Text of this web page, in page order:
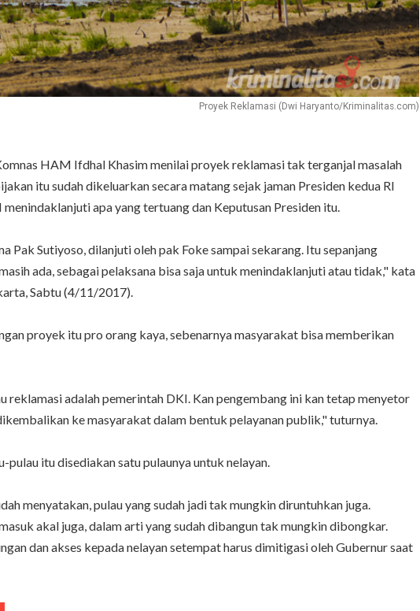
Proyek Reklamasi (Dwi Haryanto/Kriminalitas.com)
HAM Ifdhal Khasim menilai proyek reklamasi tak terganjal masalah
itu sudah dikeluarkan secara matang sejak jaman Presiden kedua RI
apa yang tertuang dan Keputusan Presiden itu.
Pak Sutiyoso, dilanjuti oleh pak Foke sampai sekarang. Itu sepanjang
ada, sebagai pelaksana bisa saja untuk menindaklanjuti atau tidak," kata
Sabtu (4/11/2017).
proyek itu pro orang kaya, sebenarnya masyarakat bisa memberikan
reklamasi adalah pemerintah DKI. Kan pengembang ini kan tetap menyetor
ke masyarakat dalam bentuk pelayanan publik," tuturnya.
pulau itu disediakan satu pulaunya untuk nelayan.
menyatakan, pulau yang sudah jadi tak mungkin diruntuhkan juga.
akal juga, dalam arti yang sudah dibangun tak mungkin dibongkar.
dan akses kepada nelayan setempat harus dimitigasi oleh Gubernur saat